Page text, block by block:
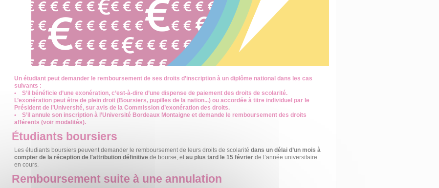
Un étudiant peut demander le remboursement de ses droits d’inscription à un diplôme national dans les cas
suivants :
• S’il bénéficie d’une exonération, c’est-à-dire d’une dispense de paiement des droits de scolarité.
L’exonération peut être de plein droit (Boursiers, pupilles de la nation...) ou accordée à titre individuel par le
Président de l’Université, sur avis de la Commission d’exonération des droits.
• S’il annule son inscription à l’Université Bordeaux Montaigne et demande le remboursement des droits
afférents (voir modalités).
Étudiants boursiers
Les étudiants boursiers peuvent demander le remboursement de leurs droits de scolarité dans un délai d’un mois à
compter de la réception de l'attribution définitive de bourse, et au plus tard le 15 février de l’année universitaire
en cours.
Remboursement suite à une annulation